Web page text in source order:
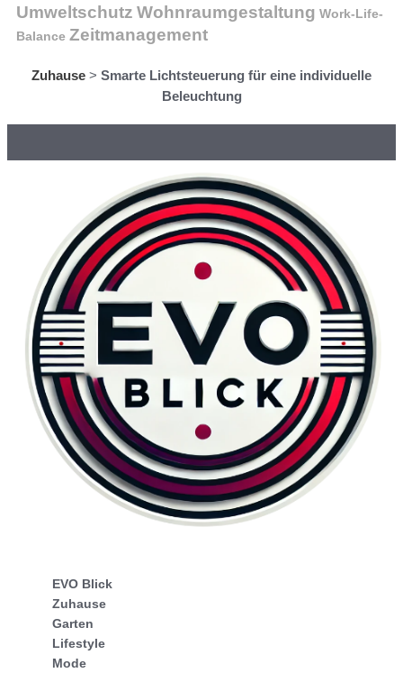
Umweltschutz Wohnraumgestaltung Work-Life-
Balance Zeitmanagement
Zuhause > Smarte Lichtsteuerung für eine individuelle
Beleuchtung
EVO Blick
Zuhause
Garten
Lifestyle
Mode